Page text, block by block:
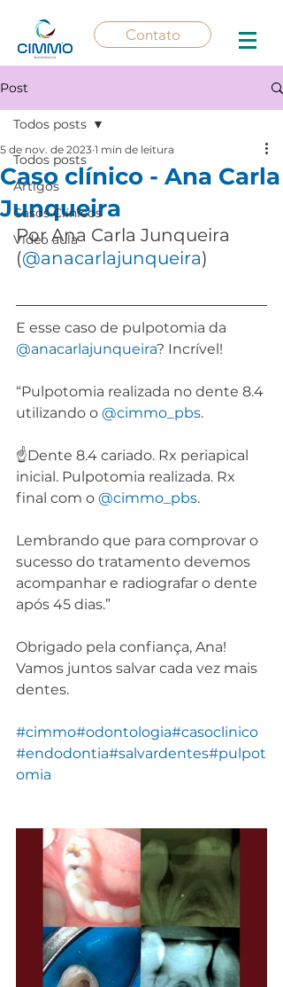
Contato
Post
Todos posts
Artigos
Casos Clínicos
Vídeo aula
Todos posts
Caso clínico - Ana Carla
Junqueira
5 de nov. de 2023 1 min de leitura
Por Ana Carla Junqueira
(@anacarlajunqueira)
E esse caso de pulpotomia da
@anacarlajunqueira? Incrível!
“Pulpotomia realizada no dente 8.4
utilizando o @cimmo_pbs.
☝️Dente 8.4 cariado. Rx periapical
inicial. Pulpotomia realizada. Rx
final com o @cimmo_pbs.
Lembrando que para comprovar o
sucesso do tratamento devemos
acompanhar e radiografar o dente
após 45 dias.”
Obrigado pela confiança, Ana!
Vamos juntos salvar cada vez mais
dentes.
#cimmo#odontologia#casoclinico
#endodontia#salvardentes#pulpot
omia